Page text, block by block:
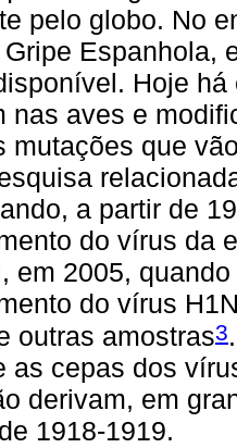
pelo globo. No
Espanhola,
Hoje
nas aves e
mutações que
a partir de
do vírus da
em 2005,
do vírus
outras amostras3
as cepas dos
derivam, em
1918-1919.